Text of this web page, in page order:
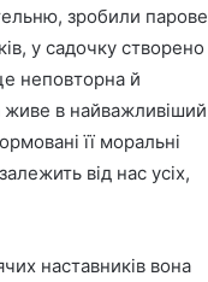
зробили парове
у садочку створено
неповторна й
живе в найважливіший
її моральні
від нас усіх,
наставників вона